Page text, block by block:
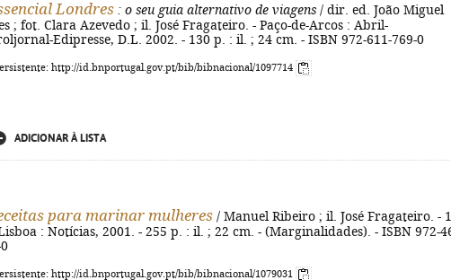
Londres : o seu guia alternativo de viagens / dir. ed. João Miguel
; fot. Clara Azevedo ; il. José Fragateiro. - Paço-de-Arcos : Abril-
Edipresse, D.L. 2002. - 130 p. : il. ; 24 cm. - ISBN 972-611-769-0
http://id.bnportugal.gov.pt/bib/bibnacional/1097714
ADICIONAR À LISTA
para marinar mulheres / Manuel Ribeiro ; il. José Fragateiro. -
: Notícias, 2001. - 255 p. : il. ; 22 cm. - (Marginalidades). - ISBN 972-
http://id.bnportugal.gov.pt/bib/bibnacional/1079031